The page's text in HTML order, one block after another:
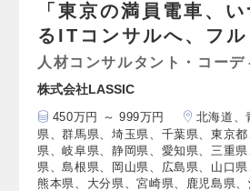
「東京の満員電車、
るITコンサルへ、フ
人材コンサルタント・コーデ
株式会社LASSIC
450万円 ～ 999万円
北海道、
県、群馬県、埼玉県、千葉県、東京
県、岐阜県、静岡県、愛知県、三重
県、島根県、岡山県、広島県、山口
熊本県、大分県、宮崎県、鹿児島県、